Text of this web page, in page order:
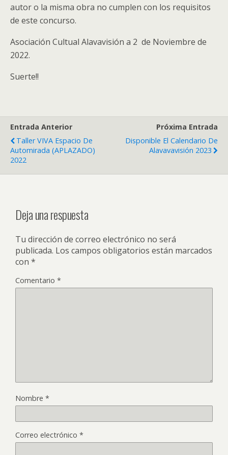
autor o la misma obra no cumplen con los requisitos
de este concurso.
Asociación Cultual Alavavisión a 2 de Noviembre de
2022.
Suerte!!
Entrada Anterior
Taller VIVA Espacio De
Automirada (APLAZADO)
2022
Próxima Entrada
Disponible El Calendario De
Alavavavisión 2023
Deja una respuesta
Tu dirección de correo electrónico no será
publicada. Los campos obligatorios están marcados
con *
Comentario *
Nombre *
Correo electrónico *